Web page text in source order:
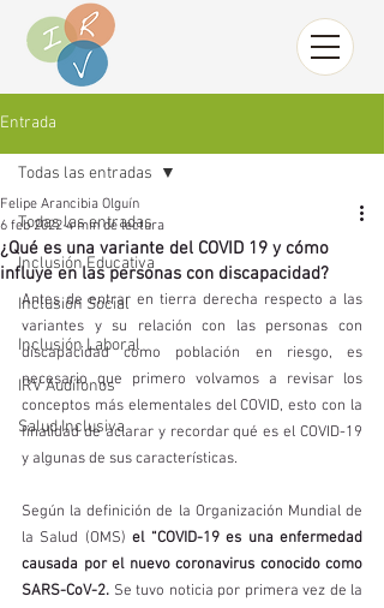
Entrada
Todas las entradas
Inclusión Educativa
Inclusión Social
Inclusión Laboral
IRV Audífonos
Salud Inclusiva
Todas las entradas
¿Qué es una variante del COVID 19 y cómo
influye en las personas con discapacidad?
Felipe Arancibia Olguín
6 feb 2022 4 min de lectura
Antes de entrar en tierra derecha respecto a las
variantes y su relación con las personas con
discapacidad como población en riesgo, es
necesario que primero volvamos a revisar los
conceptos más elementales del COVID, esto con la
finalidad de aclarar y recordar qué es el COVID-19
y algunas de sus características.
Según la definición de la Organización Mundial de
la Salud (OMS) el “COVID-19 es una enfermedad
causada por el nuevo coronavirus conocido como
SARS-CoV-2. Se tuvo noticia por primera vez de la